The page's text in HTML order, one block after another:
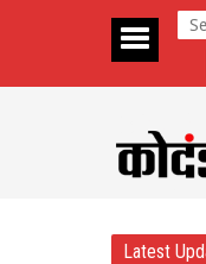
Latest